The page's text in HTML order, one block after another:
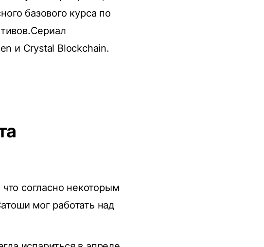
базового курса по
и Crystal Blockchain.
согласно некоторым
мог работать над